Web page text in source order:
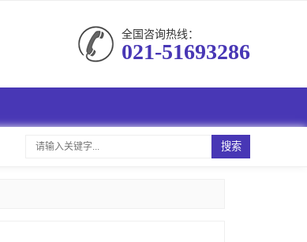
全国咨询热线：
021-51693286
搜索